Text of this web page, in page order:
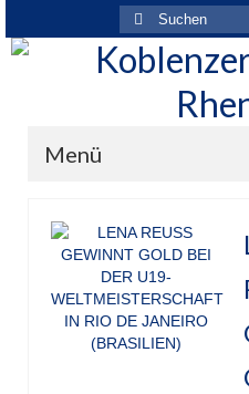
Suchen
nach:
Menü
Über den Verein
Ansprechpartner
Rhenania News